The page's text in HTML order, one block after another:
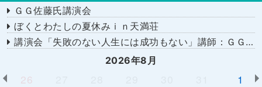
ＧＧ佐藤氏講演会
ぼくとわたしの夏休みｉｎ天満荘
講演会「失敗のない人生には成功もない」講師：ＧＧ佐藤さん
2026年8月
26
1